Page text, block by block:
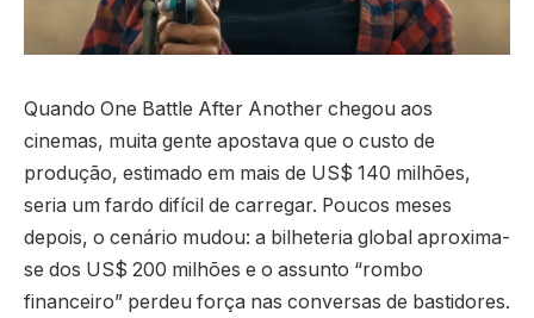
Quando One Battle After Another chegou aos
cinemas, muita gente apostava que o custo de
produção, estimado em mais de US$ 140 milhões,
seria um fardo difícil de carregar. Poucos meses
depois, o cenário mudou: a bilheteria global aproxima-
se dos US$ 200 milhões e o assunto “rombo
financeiro” perdeu força nas conversas de bastidores.